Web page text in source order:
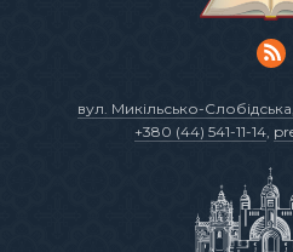
вул. Микільсько-
+380 (44) 541-11-14,